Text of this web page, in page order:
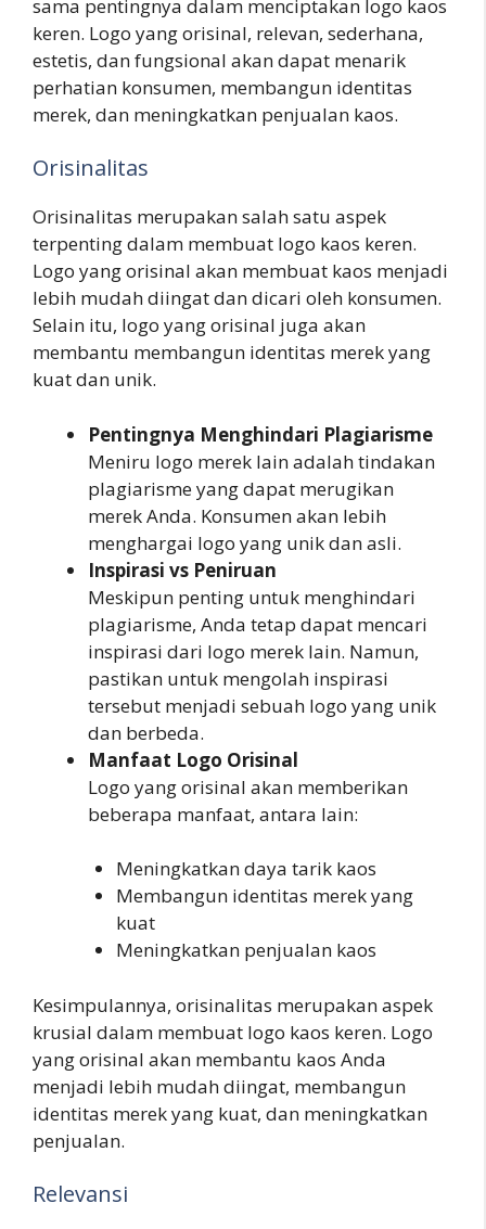
sama pentingnya dalam menciptakan logo kaos
keren. Logo yang orisinal, relevan, sederhana,
estetis, dan fungsional akan dapat menarik
perhatian konsumen, membangun identitas
merek, dan meningkatkan penjualan kaos.
Orisinalitas
Orisinalitas merupakan salah satu aspek
terpenting dalam membuat logo kaos keren.
Logo yang orisinal akan membuat kaos menjadi
lebih mudah diingat dan dicari oleh konsumen.
Selain itu, logo yang orisinal juga akan
membantu membangun identitas merek yang
kuat dan unik.
Pentingnya Menghindari Plagiarisme
Meniru logo merek lain adalah tindakan
plagiarisme yang dapat merugikan
merek Anda. Konsumen akan lebih
menghargai logo yang unik dan asli.
Inspirasi vs Peniruan
Meskipun penting untuk menghindari
plagiarisme, Anda tetap dapat mencari
inspirasi dari logo merek lain. Namun,
pastikan untuk mengolah inspirasi
tersebut menjadi sebuah logo yang unik
dan berbeda.
Manfaat Logo Orisinal
Logo yang orisinal akan memberikan
beberapa manfaat, antara lain:
Meningkatkan daya tarik kaos
Membangun identitas merek yang
kuat
Meningkatkan penjualan kaos
Kesimpulannya, orisinalitas merupakan aspek
krusial dalam membuat logo kaos keren. Logo
yang orisinal akan membantu kaos Anda
menjadi lebih mudah diingat, membangun
identitas merek yang kuat, dan meningkatkan
penjualan.
Relevansi